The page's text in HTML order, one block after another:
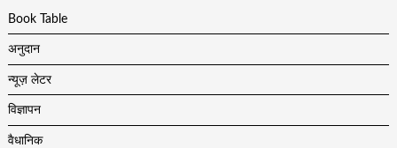
Book Table
अनुदान
न्यूज़ लेटर
विज्ञापन
वैधानिक